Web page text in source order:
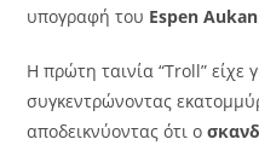
υπογραφή του Espen Aukan
Η πρώτη ταινία “Troll” είχε
συγκεντρώνοντας
αποδεικνύοντας ότι ο